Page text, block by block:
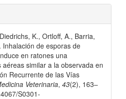
K., Ortloff, A., Barria,
de esporas de
en ratones una
similar a la observada en
Recurrente de las Vías
Veterinaria, 43(2), 163–
S0301-